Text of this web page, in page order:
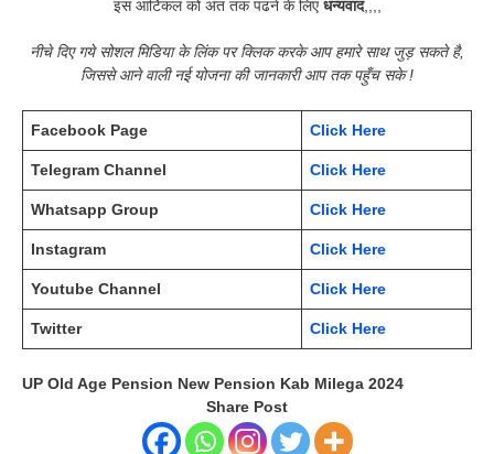
इस आर्टिकल को अंत तक पढने के लिएधन्यवाद,,,,
नीचे दिए गये सोशल मिडिया के लिंक पर क्लिक करके आप हमारे साथ जुड़ सकते है,
जिससे आने वाली नई योजना की जानकारी आप तक पहुँच सके !
Facebook Page Click Here
Telegram Channel Click Here
Whatsapp Group Click Here
Instagram Click Here
Youtube Channel Click Here
Twitter Click Here
UP Old Age Pension New Pension Kab Milega 2024
Share Post